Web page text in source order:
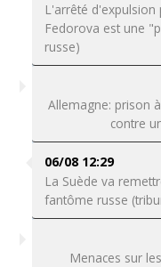
L'arrêté d'expulsion
Fedorova est une
russe)
Allemagne: prison
contre
06/08 12:29
La Suède va
fantôme russe
Menaces sur